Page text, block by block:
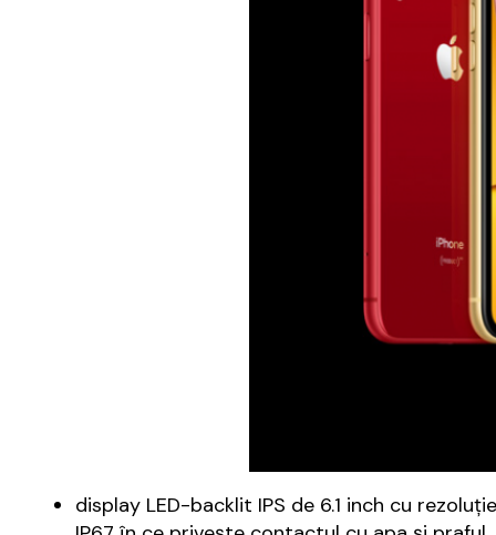
display LED-backlit IPS de 6.1 inch cu